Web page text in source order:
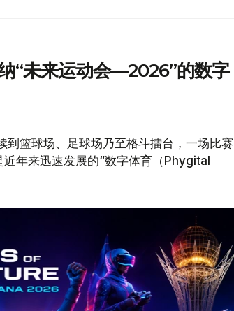
“未来运动会—2026”的数字
到篮球场、足球场乃至格斗擂台，一场比赛
年来迅速发展的“数字体育（Phygital